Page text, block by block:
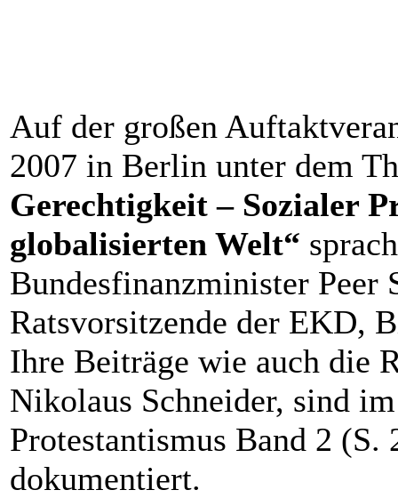
Auf der großen
2007 in Berlin unter dem
Gerechtigkeit – Sozialer
globalisierten Welt“
Bundesfinanzminister Peer
Ratsvorsitzende der EKD,
Ihre Beiträge wie auch die
Nikolaus Schneider, sind
Protestantismus Band 2
dokumentiert.